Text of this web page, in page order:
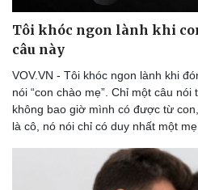
Tôi khóc ngon lành khi
câu này
VOV.VN - Tôi khóc ngon lành khi
nói “con chào mẹ”. Chỉ một câu
không bao giờ mình có được từ
là cô, nó nói chỉ có duy nhất một